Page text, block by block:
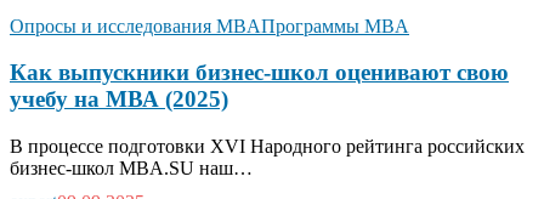
Опросы и исследования MBAПрограммы MBA
Как выпускники бизнес-школ оценивают свою
учебу на МВА (2025)
В процессе подготовки XVI Народного рейтинга российских
бизнес-школ MBA.SU наш…